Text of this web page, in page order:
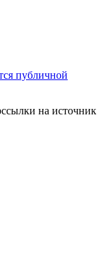
публичной
на источник